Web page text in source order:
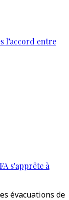
l’accord entre
s'apprête à
évacuations de